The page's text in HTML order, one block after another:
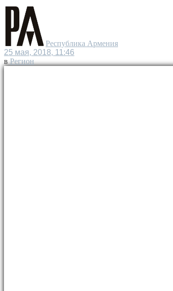
Республика Армения
25 мая, 2018, 11:46
в Регион